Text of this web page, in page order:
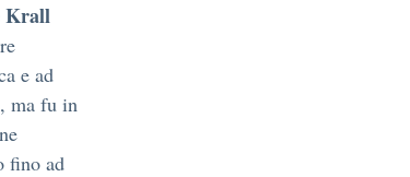
Krall
e ad
ma fu in
fino ad